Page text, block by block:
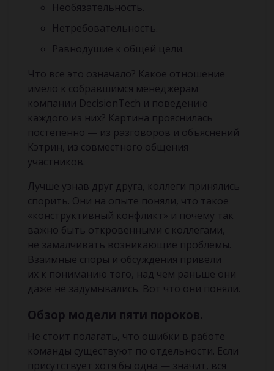
Необязательность.
Нетребовательность.
Равнодушие к общей цели.
Что все это означало? Какое отношение
имело к собравшимся менеджерам
компании DecisionTech и поведению
каждого из них? Картина прояснилась
постепенно — из разговоров и объяснений
Кэтрин, из совместного общения
участников.
Лучше узнав друг друга, коллеги принялись
спорить. Они на опыте поняли, что такое
«конструктивный конфликт» и почему так
важно быть откровенными с коллегами,
не замалчивать возникающие проблемы.
Взаимные споры и обсуждения привели
их к пониманию того, над чем раньше они
даже не задумывались. Вот что они поняли.
Обзор модели пяти пороков.
Не стоит полагать, что ошибки в работе
команды существуют по отдельности. Если
присутствует хотя бы одна — значит, вся